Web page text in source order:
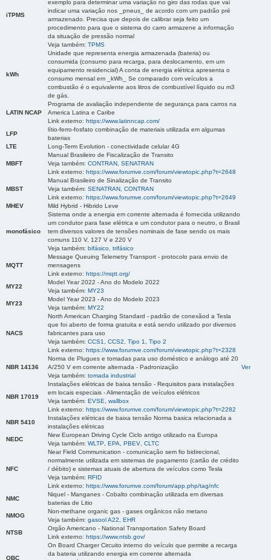
iTPMS
exemplo para determinar uma variação no giro das rodas que vai
indicar uma variação nos _pneus_ de acordo com um padrão pré
armazenado. Precisa que depois de calibrar seja feito um
procedimento para que o sistema do carro armazene a informação
da situação de pressão normal
Veja também: TPMS
kWh
Unidade que representa energia armazenada (bateria) ou
consumida (consumo para recarga, para deslocamento, em um
equipamento residencial) A conta de energia elétrica apresenta o
consumo mensal em _kWh_ Se comparado com veículos a
combustão é o equivalente aos litros de combustível líquido ou m3
de gás.
LATIN NCAP
Programa de avaliação independente de segurança para carros na
America Latina e Caribe
Link externo: https://www.latinncap.com/
LFP
lítio-ferro-fosfato combinação de materiais utilizada em algumas
baterias
LTE
Long-Term Evolution - conectividade celular 4G
MBFT
Manual Brasileiro de Fiscalização de Transito
Veja também: CONTRAN SENATRAN
Link externo: https://www.forumve.com/forum/viewtopic.php?t=2648
MBST
Manual Brasileiro de Sinalização de Transito
Veja também: SENATRAN CONTRAN
Link externo: https://www.forumve.com/forum/viewtopic.php?t=2649
MHEV
Mild Hybrid - Hibrido Leve
monofásico
Sistema onde a energia em corrente alternada é fornecida utilizando
um condutor para fase elétrica e um condutor para o neutro, o Brasil
tem diversos valores de tensões nominais de fase sendo os mais
comuns 110 V, 127 V e 220 V
Veja também: bifásico trifásico
MQTT
Message Queuing Telemetry Transport - protocolo para envio de
mensagens
Link externo: https://mqtt.org/
MY22
Model Year 2022 - Ano do Modelo 2022
Veja também: MY23
MY23
Model Year 2023 - Ano do Modelo 2023
Veja também: MY22
NACS
North American Charging Standard - padrão de conexãod a Tesla
que foi aberto de forma gratuita e está sendo utilizado por diversos
fabricantes para uso
Veja também: CCS1 CCS2 Tipo 1
Tipo 2
Link externo: https://www.forumve.com/forum/viewtopic.php?t=2328
NBR 14136
Norma de Plugues e tomadas para uso doméstico e análogo até 20
A/250 V em corrente alternada - Padronização
Veja também: tomada industrial
Ver
NBR 17019
Instalações elétricas de baixa tensão - Requisitos para instalações
em locais especiais - Alimentação de veículos elétricos
Veja também: EVSE
wallbox
Link externo: https://www.forumve.com/forum/viewtopic.php?t=2282
NBR 5410
Instalações elétricas de baixa tensão Norma basica relacionada a
instalações elétricas
NEDC
New European Driving Cycle Ciclo antigo utilizado na Europa
Veja também: WLTP EPA PBEV CLTC
NFC
Near Field Communication - comunicação sem fio bidirecional,
normalmente utilizada em sistemas de pagamento (cartão de crédito
/ débito) e sistemas atuais de abertura de veículos como Tesla
Veja também: RFID
Link externo: https://www.forumve.com/forum/app.php/tag/nfc
NMC
Niquel - Manganes - Cobalto combinação utilizada em diversas
baterias de Litio
NMOG
Non-methane organic gas - gases orgânicos não metano
Veja também: gasool A22
EHR
NTSB
Orgão Americano - National Transportation Safety Board
Link externo: https://www.ntsb.gov/
OBC
On Board Charger Circuito interno do veículo que permite a recarga
da bateria utilizando energia em corrente alternada